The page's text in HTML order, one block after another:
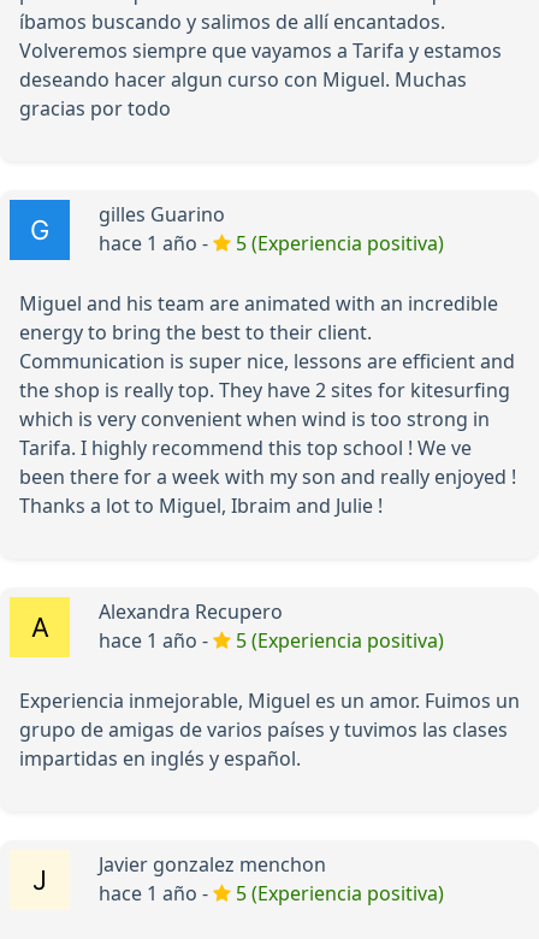
íbamos buscando y salimos de allí encantados.
Volveremos siempre que vayamos a Tarifa y estamos
deseando hacer algun curso con Miguel. Muchas
gracias por todo
gilles Guarino
hace 1 año -
5 (Experiencia positiva)
Miguel and his team are animated with an incredible
energy to bring the best to their client.
Communication is super nice, lessons are efficient and
the shop is really top. They have 2 sites for kitesurfing
which is very convenient when wind is too strong in
Tarifa. I highly recommend this top school ! We ve
been there for a week with my son and really enjoyed !
Thanks a lot to Miguel, Ibraim and Julie !
Alexandra Recupero
hace 1 año -
5 (Experiencia positiva)
Experiencia inmejorable, Miguel es un amor. Fuimos un
grupo de amigas de varios países y tuvimos las clases
impartidas en inglés y español.
Javier gonzalez menchon
hace 1 año -
5 (Experiencia positiva)